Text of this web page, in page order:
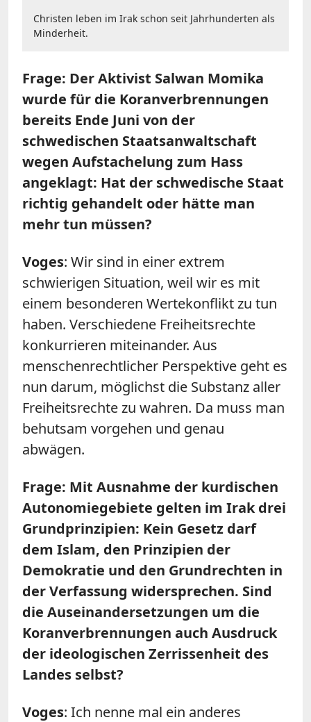
Christen leben im Irak schon seit Jahrhunderten als
Minderheit.
Frage: Der Aktivist Salwan Momika
wurde für die Koranverbrennungen
bereits Ende Juni von der
schwedischen Staatsanwaltschaft
wegen Aufstachelung zum Hass
angeklagt: Hat der schwedische Staat
richtig gehandelt oder hätte man
mehr tun müssen?
Voges: Wir sind in einer extrem
schwierigen Situation, weil wir es mit
einem besonderen Wertekonflikt zu tun
haben. Verschiedene Freiheitsrechte
konkurrieren miteinander. Aus
menschenrechtlicher Perspektive geht es
nun darum, möglichst die Substanz aller
Freiheitsrechte zu wahren. Da muss man
behutsam vorgehen und genau
abwägen.
Frage: Mit Ausnahme der kurdischen
Autonomiegebiete gelten im Irak drei
Grundprinzipien: Kein Gesetz darf
dem Islam, den Prinzipien der
Demokratie und den Grundrechten in
der Verfassung widersprechen. Sind
die Auseinandersetzungen um die
Koranverbrennungen auch Ausdruck
der ideologischen Zerrissenheit des
Landes selbst?
Voges: Ich nenne mal ein anderes